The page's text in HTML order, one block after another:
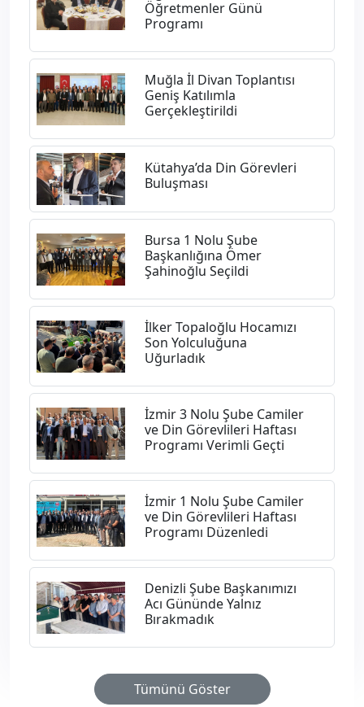
Öğretmenler Günü
Programı
Muğla İl Divan Toplantısı
Geniş Katılımla
Gerçekleştirildi
Kütahya’da Din Görevleri
Buluşması
Bursa 1 Nolu Şube
Başkanlığına Ömer
Şahinoğlu Seçildi
İlker Topaloğlu Hocamızı
Son Yolculuğuna
Uğurladık
İzmir 3 Nolu Şube Camiler
ve Din Görevlileri Haftası
Programı Verimli Geçti
İzmir 1 Nolu Şube Camiler
ve Din Görevlileri Haftası
Programı Düzenledi
Denizli Şube Başkanımızı
Acı Gününde Yalnız
Bırakmadık
Tümünü Göster